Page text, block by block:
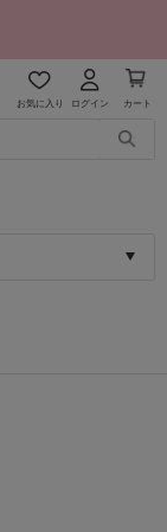
お気に入り ログイン カート